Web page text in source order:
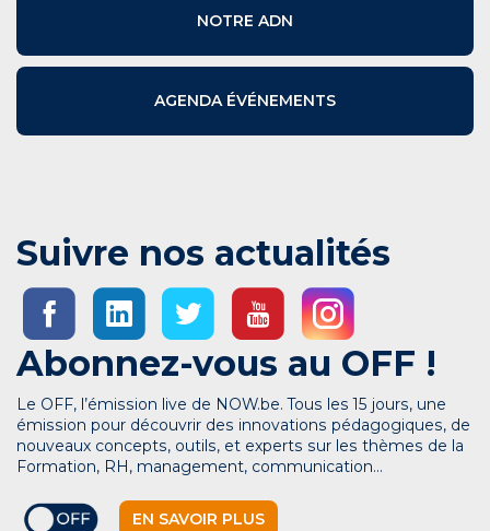
NOTRE ADN
AGENDA ÉVÉNEMENTS
Suivre nos actualités
Abonnez-vous au OFF !
Le OFF, l’émission live de NOW.be. Tous les 15 jours, une
émission pour découvrir des innovations pédagogiques, de
nouveaux concepts, outils, et experts sur les thèmes de la
Formation, RH, management, communication…
EN SAVOIR PLUS